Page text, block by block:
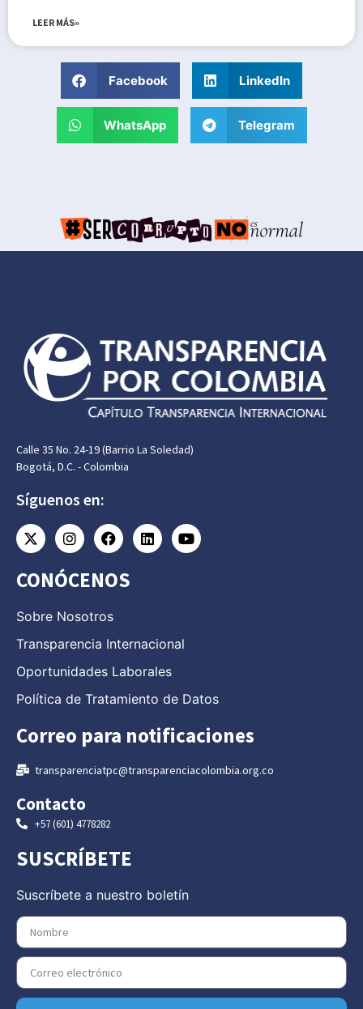
LEER MÁS»
Facebook LinkedIn
WhatsApp Telegram
Calle 35 No. 24-19 (Barrio La Soledad)
Bogotá, D.C. - Colombia
Síguenos en:
CONÓCENOS
Sobre Nosotros
Transparencia Internacional
Oportunidades Laborales
Política de Tratamiento de Datos
Correo para notificaciones
transparenciatpc@transparenciacolombia.org.co
Contacto
+57 (601) 4778282
SUSCRÍBETE
Suscríbete a nuestro boletín